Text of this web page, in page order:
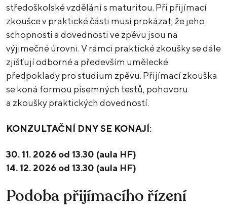
středoškolské vzdělání s maturitou. Při přijímací
zkoušce v praktické části musí prokázat, že jeho
schopnosti a dovednosti ve zpěvu jsou na
výjimečné úrovni. V rámci praktické zkoušky se dále
zjišťují odborné a především umělecké
předpoklady pro studium zpěvu. Přijímací zkouška
se koná formou písemných testů, pohovoru
a zkoušky praktických dovedností.
KONZULTAČNÍ DNY SE KONAJÍ:
30. 11. 2026 od 13.30 (aula HF)
14. 12. 2026 od 13.30 (aula HF)
Podoba přijímacího řízení